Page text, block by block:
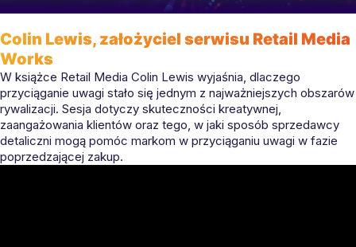
Colin Lewis, założyciel serwisu Retail Media
Works
W książce Retail Media Colin Lewis wyjaśnia, dlaczego
przyciąganie uwagi stało się jednym z najważniejszych obszarów
rywalizacji. Sesja dotyczy skuteczności kreatywnej,
zaangażowania klientów oraz tego, w jaki sposób sprzedawcy
detaliczni mogą pomóc markom w przyciąganiu uwagi w fazie
poprzedzającej zakup.